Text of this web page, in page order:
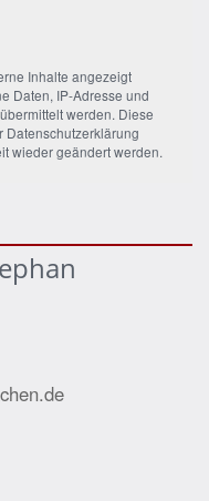
Inhalte angezeigt
Daten, IP-Adresse und
werden. Diese
Datenschutzerklärung
wieder geändert werden.